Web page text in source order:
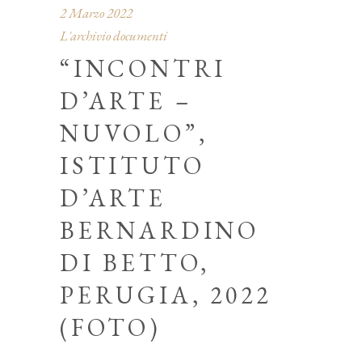
2 Marzo 2022
L'archivio documenti
“INCONTRI
D’ARTE –
NUVOLO”,
ISTITUTO
D’ARTE
BERNARDINO
DI BETTO,
PERUGIA, 2022
(FOTO)